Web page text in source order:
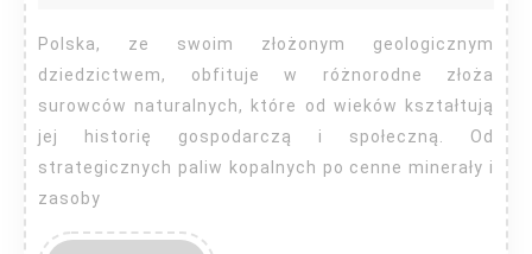
w
Polska, ze swoim złożonym geologicznym
dziedzictwem, obfituje w różnorodne złoża
surowców naturalnych, które od wieków kształtują
jej historię gospodarczą i społeczną. Od
strategicznych paliw kopalnych po cenne minerały i
zasoby